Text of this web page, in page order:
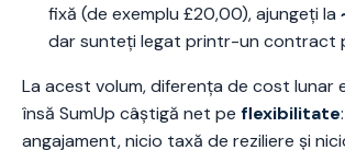
fixă (de exemplu £20,00), ajungeți la
dar sunteți legat printr-un contract
La acest volum, diferența de cost lunar
însă SumUp câștigă net pe flexibilitate
angajament, nicio taxă de reziliere și